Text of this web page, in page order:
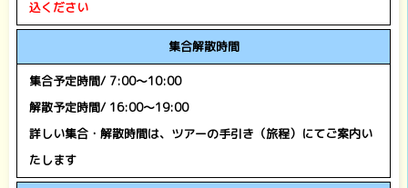
込ください
集合解散時間
集合予定時間/ 7:00～10:00
解散予定時間/ 16:00～19:00
詳しい集合・解散時間は、ツアーの手引き（旅程）にてご案内い
たします